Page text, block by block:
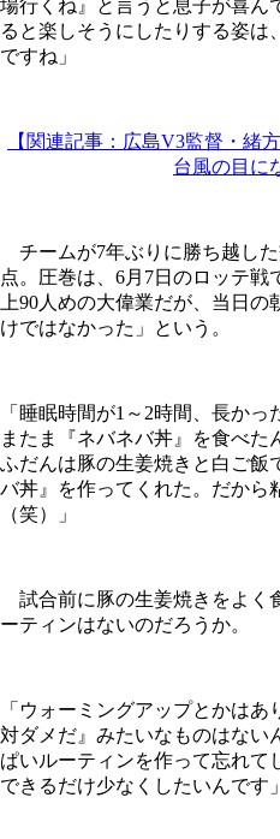
場行くね』と言うと息子が喜ん
ると楽しそうにしたりする姿は
ですね」
【関連記事：広島V3監督・緒
台風の目に
チームが7年ぶりに勝ち越し
点。圧巻は、6月7日のロッテ戦
上90人めの大偉業だが、当日
けではなかった」という。
「睡眠時間が1～2時間、長か
またま『ネバネバ丼』を食べた
ふだんは豚の生姜焼きと白ご飯
バ丼』を作ってくれた。だから
（笑）」
試合前に豚の生姜焼きをよく
ーティンはないのだろうか。
「ウォーミングアップとかは
対ダメだ』みたいなものはない
ぱいルーティンを作って忘れて
できるだけ少なくしたいんです」